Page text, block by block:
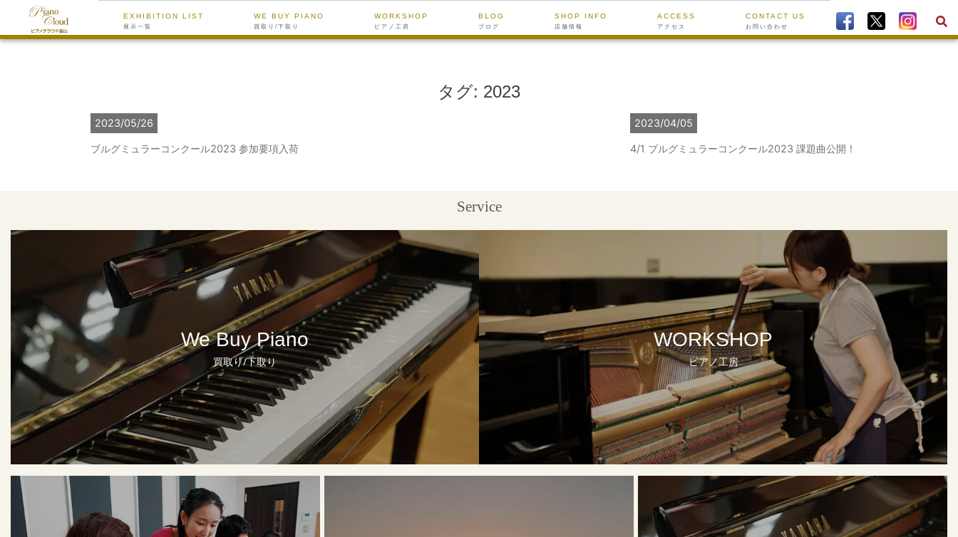
EXHIBITION LIST
展示一覧
WE BUY PIANO
買取り/下取り
WORKSHOP
ピアノ工房
BLOG
ブログ
SHOP INFO
店舗情報
ACCESS
アクセス
CONTACT US
お問い合わせ
タグ: 2023
2023/05/26
ブルグミュラーコンクール2023 参加要項入荷
2023/04/05
4/1 ブルグミュラーコンクール2023 課題曲公開！
Service
We Buy Piano
買取り/下取り
WORKSHOP
ピアノ工房